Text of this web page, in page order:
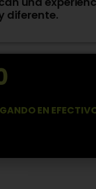
diferente.
EN